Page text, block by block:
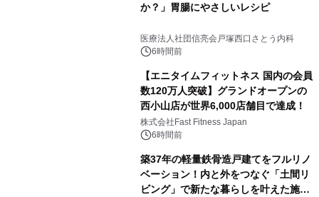
か？」胃腸にやさしいレシピ
医療法人社団信亮会戸塚西口さとう内科
6時間前
【エニタイムフィットネス 国内の会員
数120万人突破】グランドオープンの
西小山店が世界6,000店舗目で達成！
株式会社Fast Fitness Japan
6時間前
築37年の軽量鉄骨造戸建てをフルリノ
ベーション！内と外をつなぐ「土間リ
ビング」で新たな暮らしを叶えた施工